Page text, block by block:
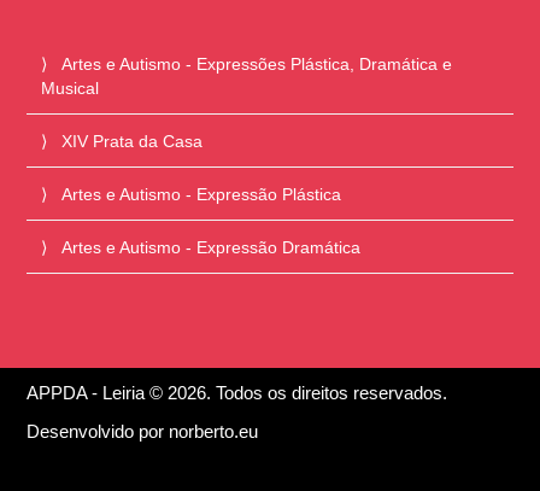
Artes e Autismo - Expressões Plástica, Dramática e
Musical
XIV Prata da Casa
Artes e Autismo - Expressão Plástica
Artes e Autismo - Expressão Dramática
APPDA - Leiria © 2026. Todos os direitos reservados.
Desenvolvido por norberto.eu